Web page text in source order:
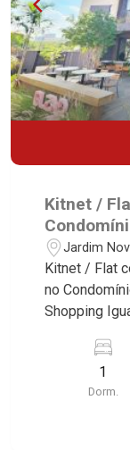
Kitnet /
Shopping
Jardim
Kitnet / Flat
no
Shopping
Imobiliária
útil - 1
1
Dorm.